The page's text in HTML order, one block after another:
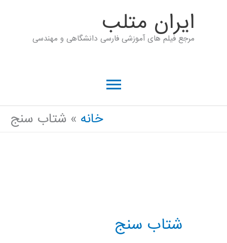
ايران متلب
مرجع فیلم های آموزشی فارسی دانشگاهی و مهندسی
فهرست
اصلی
خانه شتاب سنج
شتاب سنج